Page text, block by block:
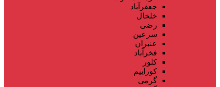
جعفرآباد
خلخال
رضی
سرعین
عنبران
فخرآباد
کلور
کوراییم
گرمی